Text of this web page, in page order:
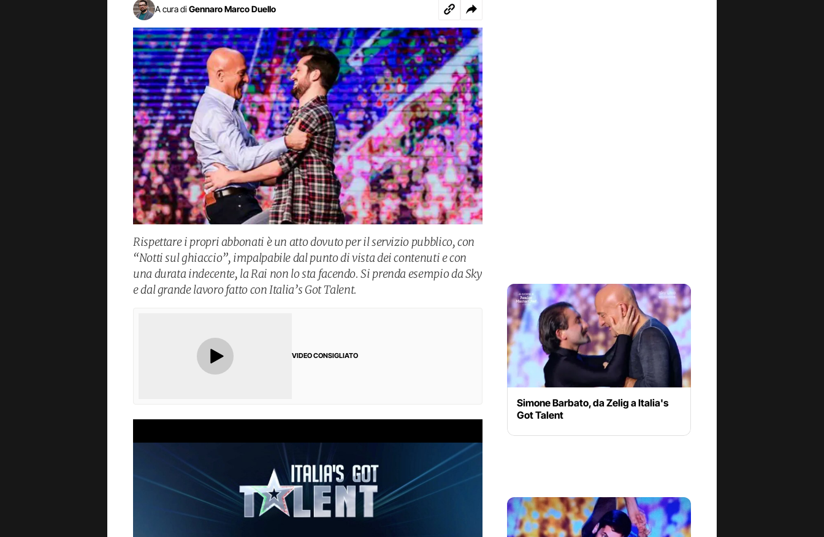
A cura di Gennaro Marco Duello
Rispettare i propri abbonati è un atto dovuto per il servizio pubblico, con
“Notti sul ghiaccio”, impalpabile dal punto di vista dei contenuti e con
una durata indecente, la Rai non lo sta facendo. Si prenda esempio da Sky
e dal grande lavoro fatto con Italia’s Got Talent.
VIDEO CONSIGLIATO
Simone Barbato, da Zelig a Italia's
Got Talent